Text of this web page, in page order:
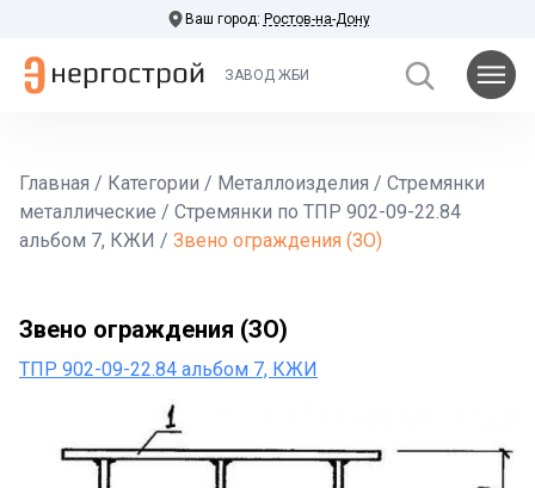
Ваш город: Ростов-на-Дону
ЗАВОД ЖБИ
Главная / Категории / Металлоизделия / Стремянки
металлические / Стремянки по ТПР 902-09-22.84
альбом 7, КЖИ / Звено ограждения (ЗО)
Звено ограждения (ЗО)
ТПР 902-09-22.84 альбом 7, КЖИ